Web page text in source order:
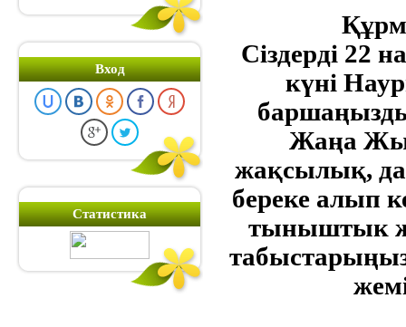
Вход
Статистика
Сіздерді 22
күні
Жаңа
жақсылық,
береке алып
тыныштык